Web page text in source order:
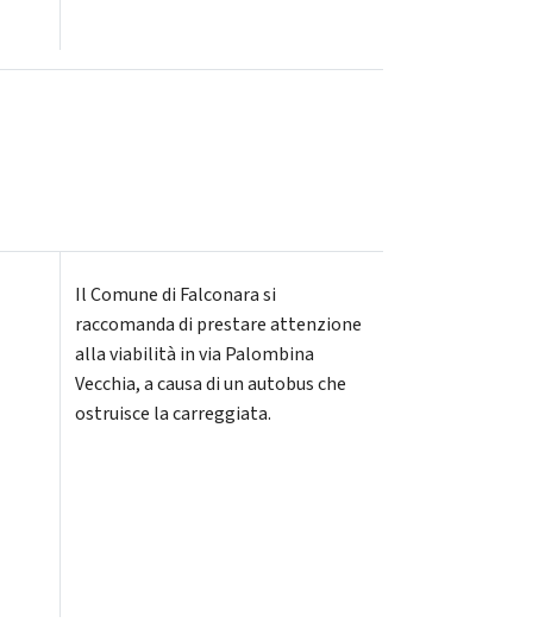
Il Comune di Falconara si
raccomanda di prestare attenzione
alla viabilità in via Palombina
Vecchia, a causa di un autobus che
ostruisce la carreggiata.